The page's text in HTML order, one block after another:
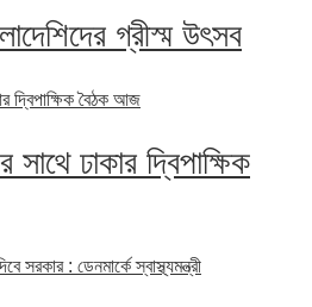
গ্রীস্ম উৎসব
সাথে ঢাকার দ্বিপাক্ষিক